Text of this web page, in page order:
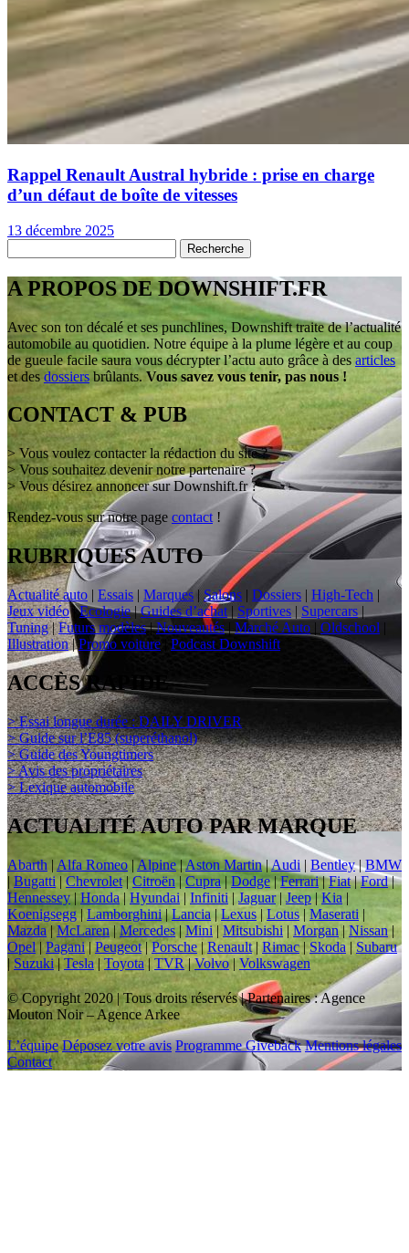
Rappel Renault Austral hybride : prise en charge
d’un défaut de boîte de vitesses
13 décembre 2025
A PROPOS DE DOWNSHIFT.FR
Avec son ton décalé et ses punchlines, Downshift traite de l’actualité
automobile au quotidien. Notre équipe à la plume légère et au coup
de gueule facile saura vous décrypter l’actu auto grâce à des articles
et des dossiers brûlants. Vous savez vous tenir, pas nous !
CONTACT & PUB
> Vous voulez contacter la rédaction du site ?
> Vous souhaitez devenir notre partenaire ?
> Vous désirez annoncer sur Downshift.fr ?
Rendez-vous sur notre page contact !
RUBRIQUES AUTO
Actualité auto | Essais | Marques |Salons | Dossiers | High-Tech |
Jeux vidéo|Ecologie|Guides d’achat | Sportives | Supercars |
Tuning|Futurs modèles|Nouveautés| Marché Auto | Oldschool |
Illustration|Promo voiture Podcast Downshift
ACCÈS RAPIDE
> Essai longue durée : DAILY DRIVER
> Guide sur l’E85 (superéthanol)
> Guide des Youngtimers
> Avis des propriétaires
> Lexique automobile
ACTUALITÉ AUTO PAR MARQUE
Abarth | Alfa Romeo|Alpine|Aston Martin|Audi | Bentley|BMW
| Bugatti|Chevrolet|Citroën |Cupra | Dodge|Ferrari|Fiat|Ford|
Hennessey| Honda| Hyundai |Infiniti | Jaguar| Jeep|Kia |
Koenigsegg|Lamborghini|Lancia|Lexus | Lotus| Maserati |
Mazda |McLaren|Mercedes | Mini | Mitsubishi | Morgan|Nissan|
Opel | Pagani|Peugeot|Porsche | Renault| Rimac|Skoda | Subaru
| Suzuki|Tesla| Toyota | TVR|Volvo|Volkswagen
© Copyright 2020 | Tous droits réservés | Partenaires : Agence
Mouton Noir – Agence Arkee
L’équipe Déposez votre avis Programme Giveback Mentions légales
Contact